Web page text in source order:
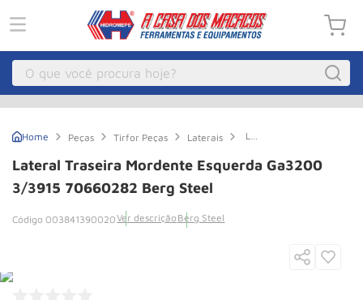
O que você procura hoje?
Peças Tirfor Peças Laterais
Lateral
Mordente
Esquerda
Lateral Traseira Mordente Esquerda Ga3200
3/3915 70660282 Berg Steel
003841390020Ver descrição Berg Steel
Guincho Eletrico
3º Macaco Hidraulico